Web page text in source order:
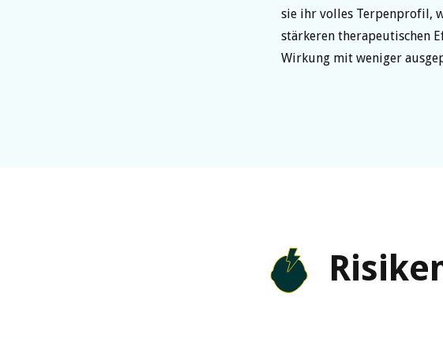
sie ihr volles Terpenprofil,
stärkeren therapeutischen
Wirkung mit weniger